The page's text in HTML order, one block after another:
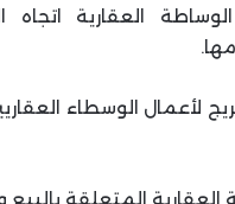
العقارية اتجاه
لأعمال الوسطاء
المتعلقة بالبيع